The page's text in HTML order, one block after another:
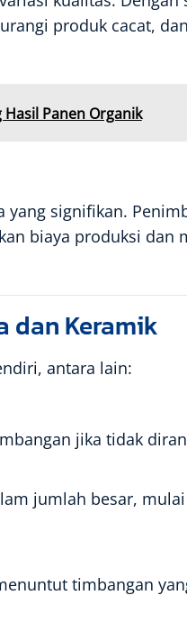
produk cacat,
Panen Organik
signifikan.
biaya produksi dan
dan Keramik
antara lain:
jika tidak
jumlah besar,
timbangan